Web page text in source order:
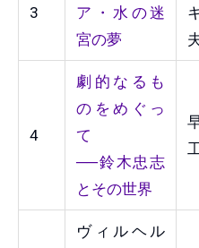
3
ア・水の迷
宮の夢
4
劇的なるも
のをめぐっ
て
──鈴木忠志
とその世界
ヴィルヘル